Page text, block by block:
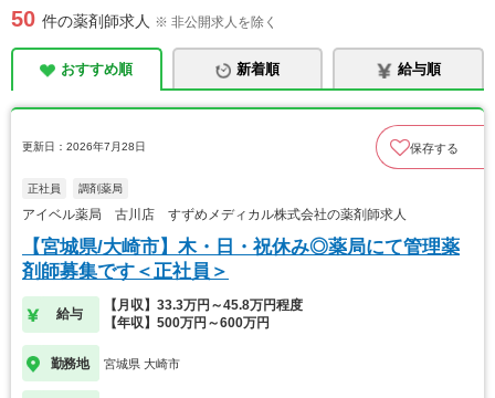
50 件の薬剤師求人 ※ 非公開求人を除く
おすすめ順 新着順 給与順
更新日：2026年7月28日 保存する
正社員 調剤薬局
アイベル薬局 古川店 すずめメディカル株式会社の薬剤師求人
【宮城県/大崎市】木・日・祝休み◎薬局にて管理薬
剤師募集です＜正社員＞
給与
【月収】33.3万円～45.8万円程度
【年収】500万円～600万円
勤務地 宮城県 大崎市